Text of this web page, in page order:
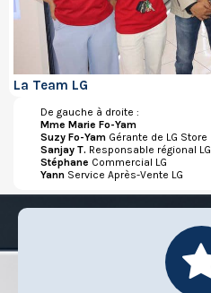
La Team LG
De gauche à droite :
Mme Marie Fo-Yam
Suzy Fo-Yam Gérante de LG Store
Sanjay T. Responsable régional LG
Stéphane Commercial LG
Yann Service Après-Vente LG